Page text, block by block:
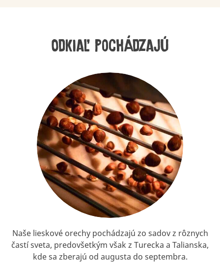
Odkiaľ pochádzajú
Naše lieskové orechy pochádzajú zo sadov z rôznych
častí sveta, predovšetkým však z Turecka a Talianska,
kde sa zberajú od augusta do septembra.